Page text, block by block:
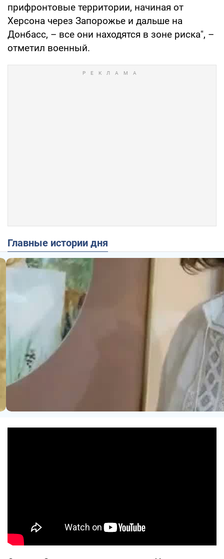
прифронтовые территории, начиная от
Херсона через Запорожье и дальше на
Донбасс, – все они находятся в зоне риска", –
отметил военный.
Главные истории дня